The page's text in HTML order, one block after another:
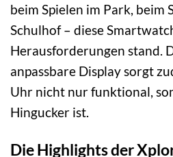
beim Spielen im Park, beim
Schulhof – diese
Herausforderungen stand.
anpassbare Display sorgt
Uhr nicht nur funktional,
Hingucker ist.
Die Highlights der